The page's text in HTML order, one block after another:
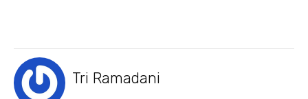
Tri Ramadani